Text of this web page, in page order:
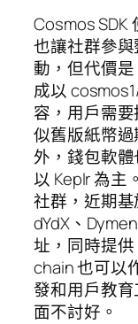
Cosmos SDK
也讓社群參與
動，但代價是
成以
容，用戶需要
似舊版紙幣
外，錢包軟
以 Keplr 為主
社群，近期基
dYdX、
址，同時提
chain 也可以
發和用戶教
面不討好。